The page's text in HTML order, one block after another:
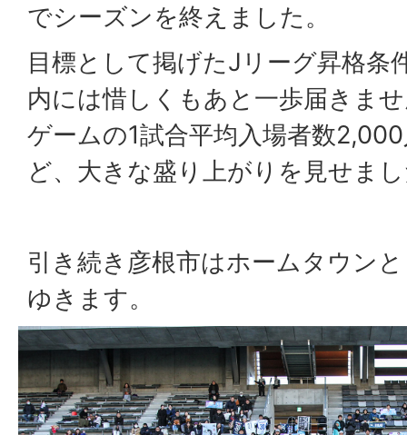
でシーズンを終えました。
目標として掲げたJリーグ昇格条
内には惜しくもあと一歩届きま
ゲームの1試合平均入場者数
ど、大きな盛り上がりを見せま
引き続き彦根市はホームタウン
ゆきます。